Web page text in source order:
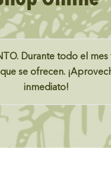
Durante todo el
se ofrecen.
inmediato!